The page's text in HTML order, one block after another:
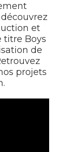
et
titre Boys
de
projets